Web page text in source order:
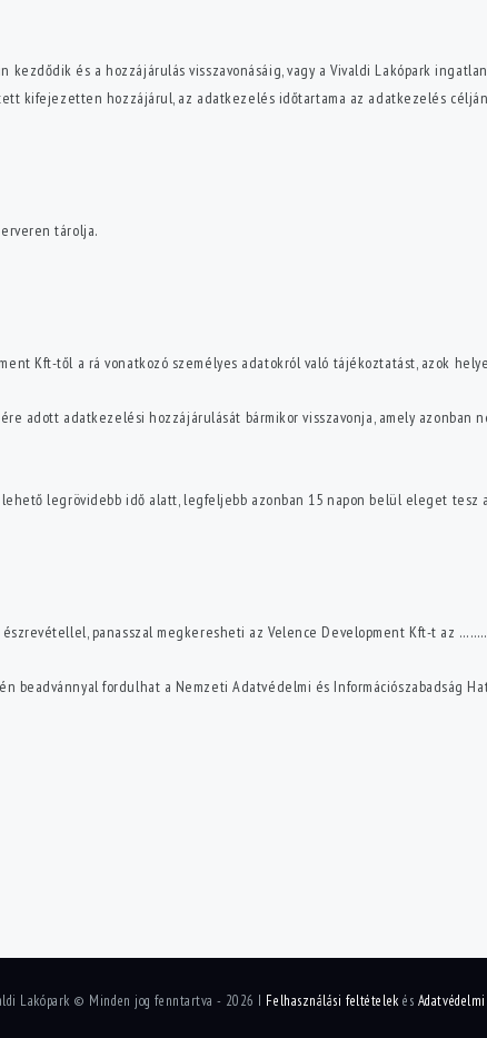
kezdődik és a hozzájárulás visszavonásáig, vagy a Vivaldi Lakópark
kifejezetten hozzájárul, az adatkezelés időtartama az adatkezelés
tárolja.
Kft-től a rá vonatkozó személyes adatokról való tájékoztatást, azok
adott adatkezelési hozzájárulását bármikor visszavonja, amely azonban
legrövidebb idő alatt, legfeljebb azonban 15 napon belül eleget tesz
észrevétellel, panasszal megkeresheti az Velence Development Kft-t
beadvánnyal fordulhat a Nemzeti Adatvédelmi és Információszabadság
Lakópark © Minden jog fenntartva - 2026 I Felhasználási feltételek és